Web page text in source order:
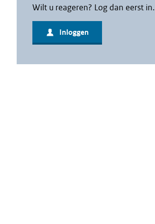
Wilt u reageren? Log dan eerst in.
Inloggen